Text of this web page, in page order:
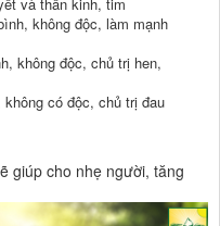
không độc, làm mạnh
không độc, chủ trị hen,
có độc, chủ trị đau
giúp cho nhẹ người, tăng